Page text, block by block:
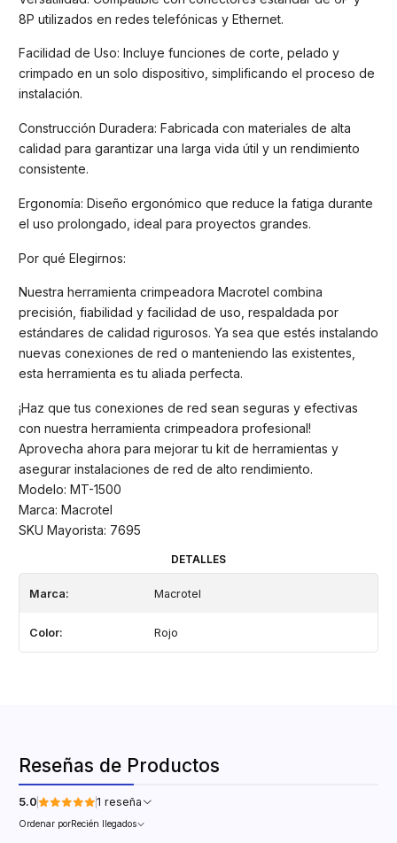
8P utilizados en redes telefónicas y Ethernet.
Facilidad de Uso: Incluye funciones de corte, pelado y
crimpado en un solo dispositivo, simplificando el proceso de
instalación.
Construcción Duradera: Fabricada con materiales de alta
calidad para garantizar una larga vida útil y un rendimiento
consistente.
Ergonomía: Diseño ergonómico que reduce la fatiga durante
el uso prolongado, ideal para proyectos grandes.
Por qué Elegirnos:
Nuestra herramienta crimpeadora Macrotel combina
precisión, fiabilidad y facilidad de uso, respaldada por
estándares de calidad rigurosos. Ya sea que estés instalando
nuevas conexiones de red o manteniendo las existentes,
esta herramienta es tu aliada perfecta.
¡Haz que tus conexiones de red sean seguras y efectivas
con nuestra herramienta crimpeadora profesional!
Aprovecha ahora para mejorar tu kit de herramientas y
asegurar instalaciones de red de alto rendimiento.
Modelo: MT-1500
Marca: Macrotel
SKU Mayorista: 7695
DETALLES
Marca: Macrotel
Color: Rojo
Reseñas de Productos
5.0 1 reseña
Ordenar porRecién llegados